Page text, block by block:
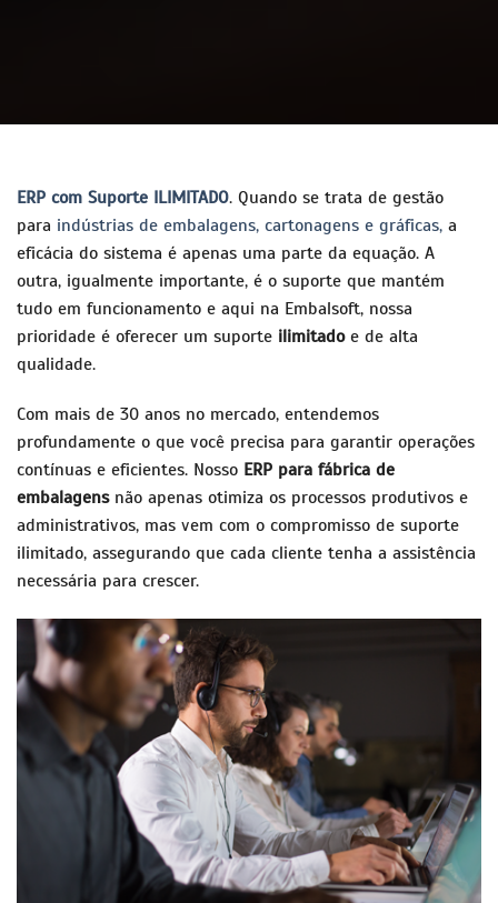
ERP com Suporte ILIMITADO. Quando se trata de gestão
para indústrias de embalagens, cartonagens e gráficas, a
eficácia do sistema é apenas uma parte da equação. A
outra, igualmente importante, é o suporte que mantém
tudo em funcionamento e aqui na Embalsoft, nossa
prioridade é oferecer um suporte ilimitadoe de alta
qualidade.
Com mais de 30 anos no mercado, entendemos
profundamente o que você precisa para garantir operações
contínuas e eficientes. Nosso ERP para fábrica de
embalagensnão apenas otimiza os processos produtivos e
administrativos, mas vem com o compromisso de suporte
ilimitado, assegurando que cada cliente tenha a assistência
necessária para crescer.